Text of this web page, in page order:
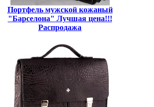
Портфель мужской кожаный
"Барселона" Лучшая цена!!!
Распродажа